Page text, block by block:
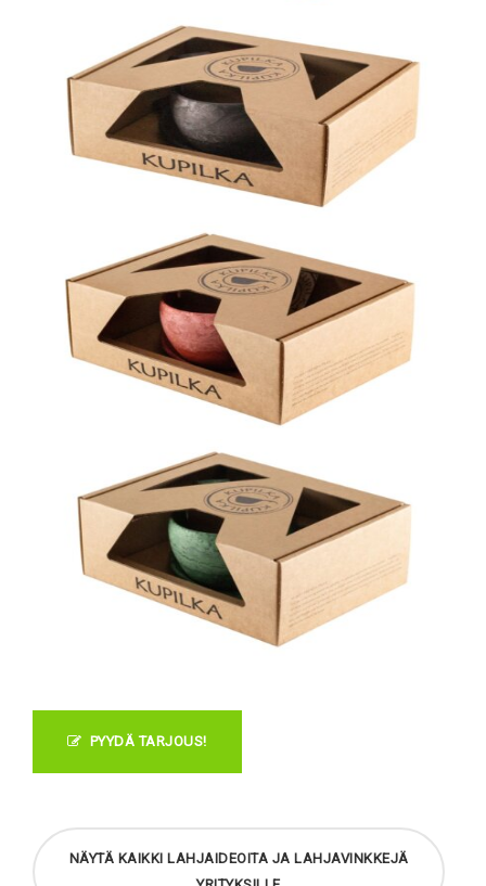
PYYDÄ TARJOUS!
NÄYTÄ KAIKKI LAHJAIDEOITA JA LAHJAVINKKEJÄ